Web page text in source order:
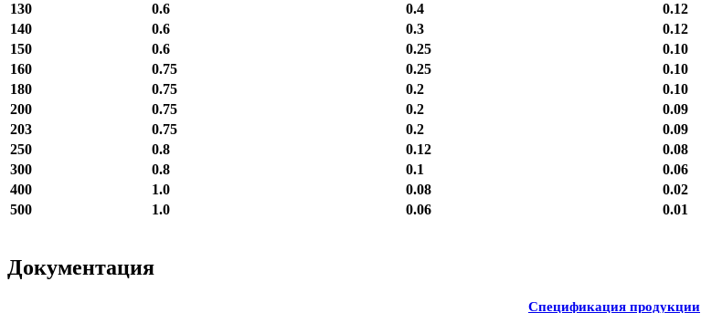
130
0.6 0.4 0.12
140
0.6 0.3 0.12
150
0.6 0.25 0.10
160
0.75 0.25 0.10
180
0.75 0.2 0.10
200
0.75 0.2 0.09
203
0.75 0.2 0.09
250
0.8 0.12 0.08
300
0.8 0.1 0.06
400
1.0 0.08 0.02
500
1.0 0.06 0.01
Документация
Спецификация продукции